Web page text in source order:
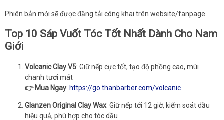
Phiên bản mới sẽ được đăng tải công khai trên website/fanpage.
Top 10 Sáp Vuốt Tóc Tốt Nhất Dành Cho Nam
Giới
Volcanic Clay V5: Giữ nếp cực tốt, tạo độ phồng cao, mùi
chanh tươi mát
👉 Mua Ngay: https://go.thanbarber.com/volcanic
Glanzen Original Clay Wax: Giữ nếp tới 12 giờ, kiểm soát dầu
hiệu quả, phù hợp cho tóc dầu